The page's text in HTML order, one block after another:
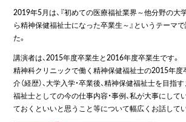
2019年5月は、『初めての医療福祉業界～他分野の大
ら精神保健福祉士になった卒業生～』というテーマ
た。
講演者は、2015年度卒業生と2016年度卒業生です。
精神科クリニックで働く精神保健福祉士の2015年度
介（経歴）、大学入学・卒業後、精神保健福祉士を目指
福祉士としての今の仕事内容・事例、私が大事にして
ておくといいと思うこと等について幅広くお話して